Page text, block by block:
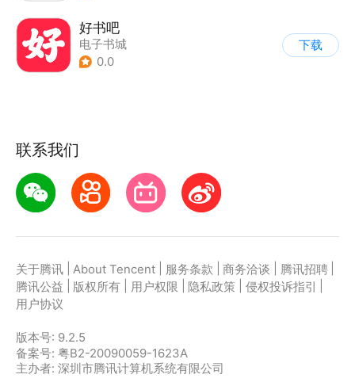
好书吧
电子书城
0.0
下载
联系我们
关于腾讯 About Tencent 服务条款 商务洽谈 腾讯招聘
腾讯公益
版权所有 用户权限 隐私政策 侵权投诉指引
用户协议
版本号: 9.2.5
备案号: 粤B2-20090059-1623A
主办者: 深圳市腾讯计算机系统有限公司